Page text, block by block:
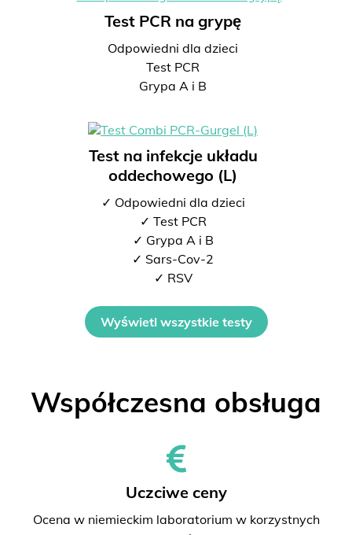
Test PCR na grypę
Odpowiedni dla dzieci
Test PCR
Grypa A i B
Test na infekcje układu
oddechowego (L)
✓ Odpowiedni dla dzieci
✓ Test PCR
✓ Grypa A i B
✓ Sars-Cov-2
✓ RSV
Wyświetl wszystkie testy
Współczesna obsługa
Uczciwe ceny
Ocena w niemieckim laboratorium w korzystnych